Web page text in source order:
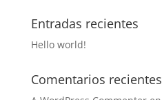
Entradas recientes
Hello world!
Comentarios recientes